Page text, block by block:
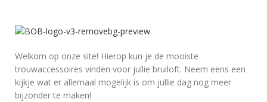
Welkom op onze site! Hierop kun je de mooiste
trouwaccessoires vinden voor jullie bruiloft. Neem eens een
kijkje wat er allemaal mogelijk is om jullie dag nog meer
bijzonder te maken!